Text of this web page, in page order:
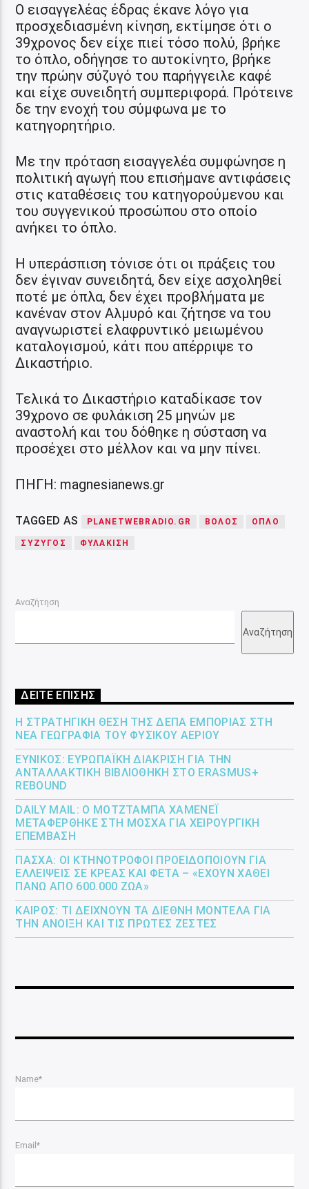
Ο εισαγγελέας έδρας έκανε λόγο για
προσχεδιασμένη κίνηση, εκτίμησε ότι ο
39χρονος δεν είχε πιεί τόσο πολύ, βρήκε
το όπλο, οδήγησε το αυτοκίνητο, βρήκε
την πρώην σύζυγό του παρήγγειλε καφέ
και είχε συνειδητή συμπεριφορά. Πρότεινε
δε την ενοχή του σύμφωνα με το
κατηγορητήριο.
Με την πρόταση εισαγγελέα συμφώνησε η
πολιτική αγωγή που επισήμανε αντιφάσεις
στις καταθέσεις του κατηγορούμενου και
του συγγενικού προσώπου στο οποίο
ανήκει το όπλο.
Η υπεράσπιση τόνισε ότι οι πράξεις του
δεν έγιναν συνειδητά, δεν είχε ασχοληθεί
ποτέ με όπλα, δεν έχει προβλήματα με
κανέναν στον Αλμυρό και ζήτησε να του
αναγνωριστεί ελαφρυντικό μειωμένου
καταλογισμού, κάτι που απέρριψε το
Δικαστήριο.
Τελικά το Δικαστήριο καταδίκασε τον
39χρονο σε φυλάκιση 25 μηνών με
αναστολή και του δόθηκε η σύσταση να
προσέχει στο μέλλον και να μην πίνει.
ΠΗΓΗ: magnesianews.gr
TAGGED AS PLANETWEBRADIO.GR ΒΟΛΟΣ ΟΠΛΟ
ΣΥΖΥΓΟΣ ΦΥΛΑΚΙΣΗ
Αναζήτηση
Αναζήτηση
ΔΕΙΤΕ ΕΠΙΣΗΣ
Η ΣΤΡΑΤΗΓΙΚΉ ΘΈΣΗ ΤΗΣ ΔΕΠΑ ΕΜΠΟΡΊΑΣ ΣΤΗ
ΝΈΑ ΓΕΩΓΡΑΦΊΑ ΤΟΥ ΦΥΣΙΚΟΎ ΑΕΡΊΟΥ
ΕΎΝΙΚΟΣ: ΕΥΡΩΠΑΪΚΉ ΔΙΆΚΡΙΣΗ ΓΙΑ ΤΗΝ
ΑΝΤΑΛΛΑΚΤΙΚΉ ΒΙΒΛΙΟΘΉΚΗ ΣΤΟ ERASMUS+
REBOUND
DAILY MAIL: Ο ΜΟΤΖΤΆΜΠΑ ΧΑΜΕΝΕΪ́
ΜΕΤΑΦΈΡΘΗΚΕ ΣΤΗ ΜΌΣΧΑ ΓΙΑ ΧΕΙΡΟΥΡΓΙΚΉ
ΕΠΈΜΒΑΣΗ
ΠΆΣΧΑ: ΟΙ ΚΤΗΝΟΤΡΌΦΟΙ ΠΡΟΕΙΔΟΠΟΙΟΎΝ ΓΙΑ
ΕΛΛΕΊΨΕΙΣ ΣΕ ΚΡΈΑΣ ΚΑΙ ΦΈΤΑ – «ΈΧΟΥΝ ΧΑΘΕΊ
ΠΆΝΩ ΑΠΌ 600.000 ΖΏΑ»
ΚΑΙΡΌΣ: ΤΙ ΔΕΊΧΝΟΥΝ ΤΑ ΔΙΕΘΝΉ ΜΟΝΤΈΛΑ ΓΙΑ
ΤΗΝ ΆΝΟΙΞΗ ΚΑΙ ΤΙΣ ΠΡΏΤΕΣ ΖΈΣΤΕΣ
Name*
Email*